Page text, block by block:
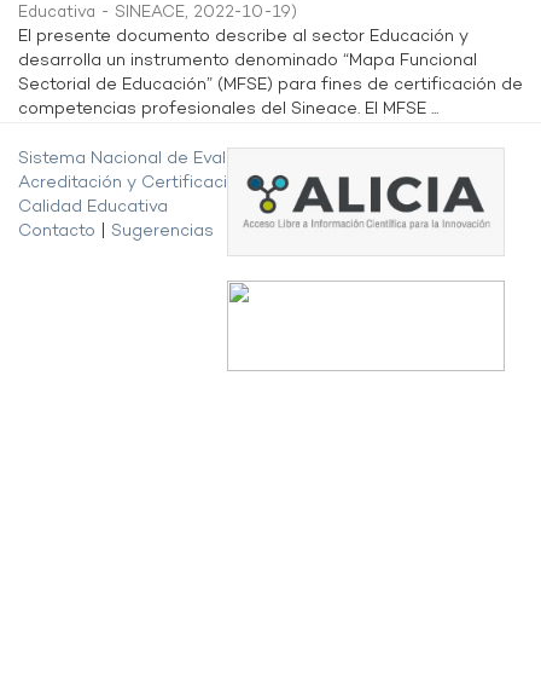
Educativa - SINEACE, 2022-10-19)
El presente documento describe al sector Educación y
desarrolla un instrumento denominado “Mapa Funcional
Sectorial de Educación” (MFSE) para fines de certificación de
competencias profesionales del Sineace. El MFSE ...
Sistema Nacional de Evaluación,
Acreditación y Certificación de la
Calidad Educativa
Contacto
Sugerencias